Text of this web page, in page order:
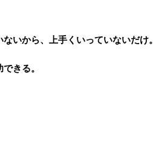
いから、上手くいっていないだけ。
きる。